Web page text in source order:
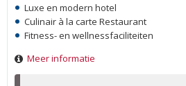
Luxe en modern hotel
Culinair à la carte Restaurant
Fitness- en wellnessfaciliteiten
Meer informatie